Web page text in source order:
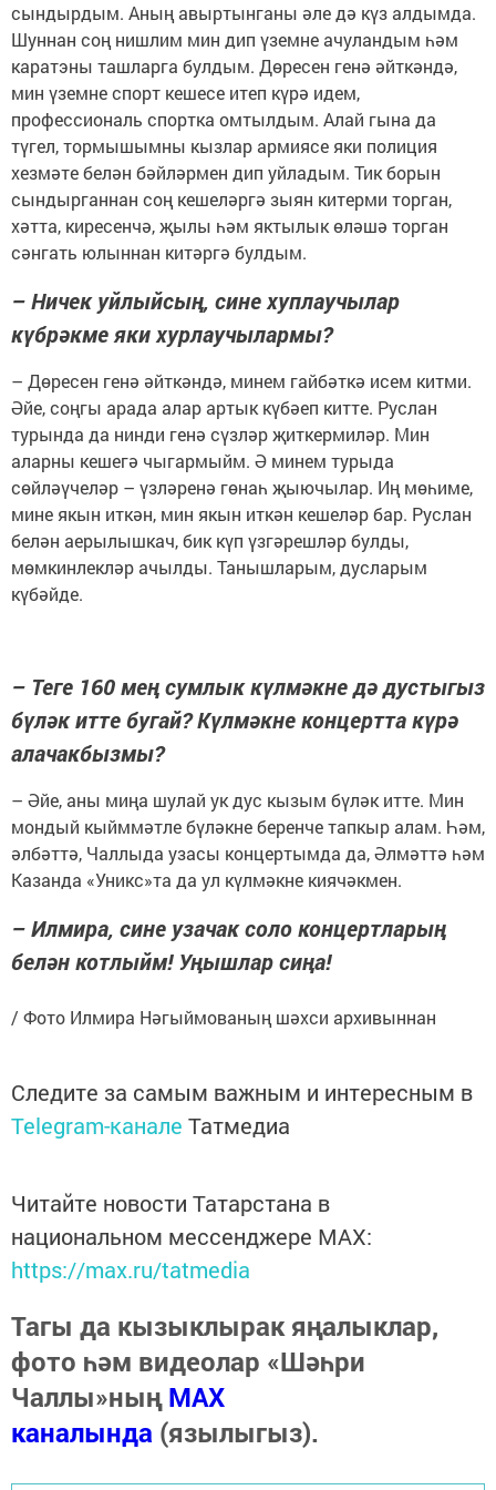
сындырдым. Аның авыртынганы әле дә күз алдымда.
Шуннан соң нишлим мин дип үземне ачуландым һәм
каратэны ташларга булдым. Дөресен генә әйткәндә,
мин үземне спорт кешесе итеп күрә идем,
профессиональ спортка омтылдым. Алай гына да
түгел, тормышымны кызлар армиясе яки полиция
хезмәте белән бәйләрмен дип уйладым. Тик борын
сындырганнан соң кешеләргә зыян китерми торган,
хәтта, киресенчә, җылы һәм яктылык өләшә торган
сәнгать юлыннан китәргә булдым.
– Ничек уйлыйсың, сине хуплаучылар
күбрәкме яки хурлаучылармы?
– Дөресен генә әйткәндә, минем гайбәткә исем китми.
Әйе, соңгы арада алар артык күбәеп китте. Руслан
турында да нинди генә сүзләр җиткермиләр. Мин
аларны кешегә чыгармыйм. Ә минем турыда
сөйләүчеләр – үзләренә гөнаһ җыючылар. Иң мөһиме,
мине якын иткән, мин якын иткән кешеләр бар. Руслан
белән аерылышкач, бик күп үзгәрешләр булды,
мөмкинлекләр ачылды. Танышларым, дусларым
күбәйде.
– Теге 160 мең сумлык күлмәкне дә дустыгыз
бүләк итте бугай? Күлмәкне концертта күрә
алачакбызмы?
– Әйе, аны миңа шулай ук дус кызым бүләк итте. Мин
мондый кыйммәтле бүләкне беренче тапкыр алам. Һәм,
әлбәттә, Чаллыда узасы концертымда да, Әлмәттә һәм
Казанда «Уникс»та да ул күлмәкне киячәкмен.
– Илмира, сине узачак соло концертларың
белән котлыйм! Уңышлар сиңа!
/ Фото Илмира Нәгыймованың шәхси архивыннан
Следите за самым важным и интересным в
Telegram-канале Татмедиа
Читайте новости Татарстана в
национальном мессенджере MАХ:
https://max.ru/tatmedia
Тагы да кызыклырак яңалыклар,
фото һәм видеолар «Шәһри
Чаллы»ныңMAX
каналында (язылыгыз).